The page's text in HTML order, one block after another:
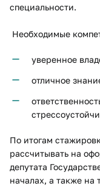
специальности.
Необходимые
уверенное
отличное
По итогам
рассчитывать на
депутата
началах, а также на